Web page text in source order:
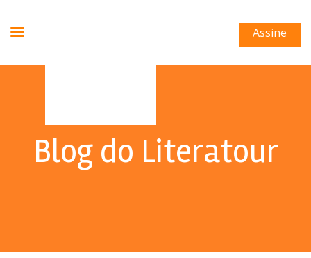
Assine
Blog do Literatour